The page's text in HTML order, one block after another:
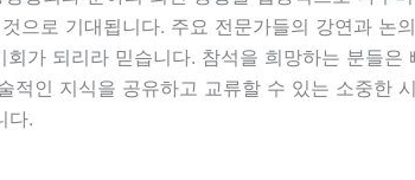
으로 기대됩니다. 주요 전문가들의 강연과 논
회가 되리라 믿습니다. 참석을 희망하는 분들은
적인 지식을 공유하고 교류할 수 있는 소중한
다.